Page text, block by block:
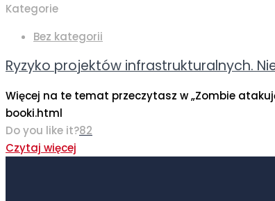
Kategorie
Bez kategorii
Ryzyko projektów infrastrukturalnych.
Więcej na te temat przeczytasz w „Zombie
booki.html
Do you like it?82
Czytaj więcej